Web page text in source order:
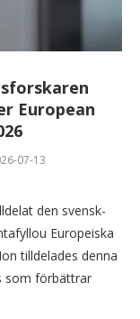
European
07-13
den svensk-
Europeiska
tilldelades denna
som förbättrar